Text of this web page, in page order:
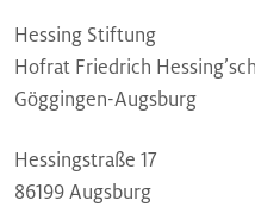
Hessing Stiftung
Hofrat Friedrich
Göggingen-Augsburg
Hessingstraße 17
86199 Augsburg